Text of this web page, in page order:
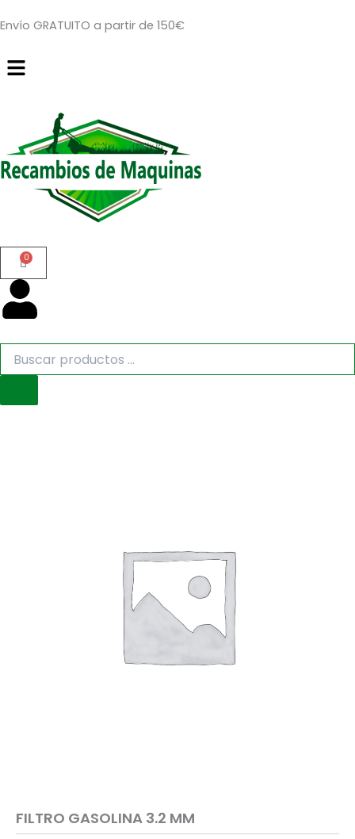
al
Envío GRATUITO a partir de 150€
Menú
FILTRO GASOLINA 3.2 MM